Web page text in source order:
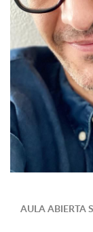
AULA ABIERTA